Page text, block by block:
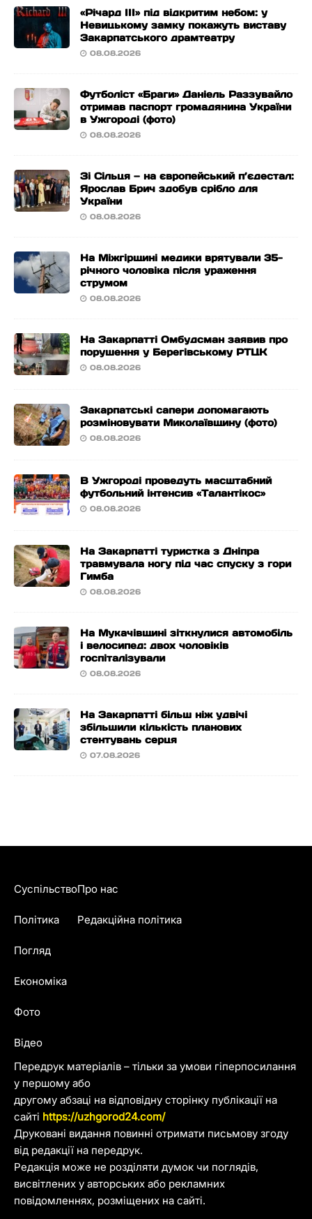
«Річард ІІІ» під відкритим небом: у
Невицькому замку покажуть виставу
Закарпатського драмтеатру
08.08.2026
Футболіст «Браги» Даніель Раззувайло
отримав паспорт громадянина України
в Ужгороді (фото)
08.08.2026
Зі Сільця — на європейський п’єдестал:
Ярослав Брич здобув срібло для
України
08.08.2026
На Міжгірщині медики врятували 35-
річного чоловіка після ураження
струмом
08.08.2026
На Закарпатті Омбудсман заявив про
порушення у Берегівському РТЦК
08.08.2026
Закарпатські сапери допомагають
розміновувати Миколаївщину (фото)
08.08.2026
В Ужгороді проведуть масштабний
футбольний інтенсив «Талантікос»
08.08.2026
На Закарпатті туристка з Дніпра
травмувала ногу під час спуску з гори
Гимба
08.08.2026
На Мукачівщині зіткнулися автомобіль
і велосипед: двох чоловіків
госпіталізували
08.08.2026
На Закарпатті більш ніж удвічі
збільшили кількість планових
стентувань серця
07.08.2026
Передрук матеріалів – тільки за умови гіперпосилання
у першому або
другому абзаці на відповідну сторінку публікації на
сайті https://uzhgorod24.com/
Друковані видання повинні отримати письмову згоду
від редакції на передрук.
Редакція може не розділяти думок чи поглядів,
висвітлених у авторських або рекламних
повідомленнях, розміщених на сайті.
Суспільство
Політика
Погляд
Економіка
Фото
Відео
Про нас
Редакційна політика